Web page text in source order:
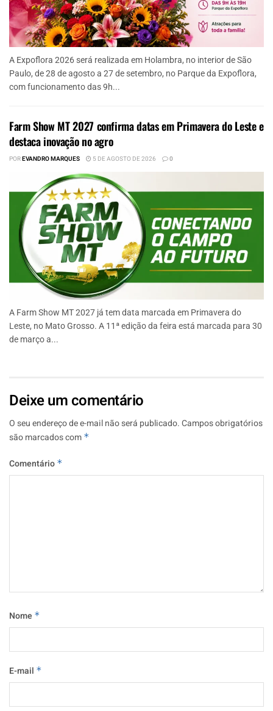
A Expoflora 2026 será realizada em Holambra, no interior de São
Paulo, de 28 de agosto a 27 de setembro, no Parque da Expoflora,
com funcionamento das 9h...
Farm Show MT 2027 confirma datas em Primavera do Leste e
destaca inovação no agro
POREVANDRO MARQUES 5 DE AGOSTO DE 2026 0
A Farm Show MT 2027 já tem data marcada em Primavera do
Leste, no Mato Grosso. A 11ª edição da feira está marcada para 30
de março a...
Deixe um comentário
O seu endereço de e-mail não será publicado.Campos obrigatórios
são marcados com *
Comentário *
Nome *
E-mail *